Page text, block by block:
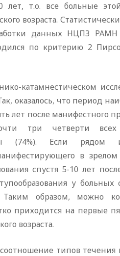
лет, т.о. все больные
возраста.
данных НЦПЗ
по критерию 2
катамнестическом
оказалось, что период
лет после манифестного
три четверти всех
(74%). Если рядом
в
спустя 5-10 лет
у
образом, можно
приходится на первые
возраста.
типов